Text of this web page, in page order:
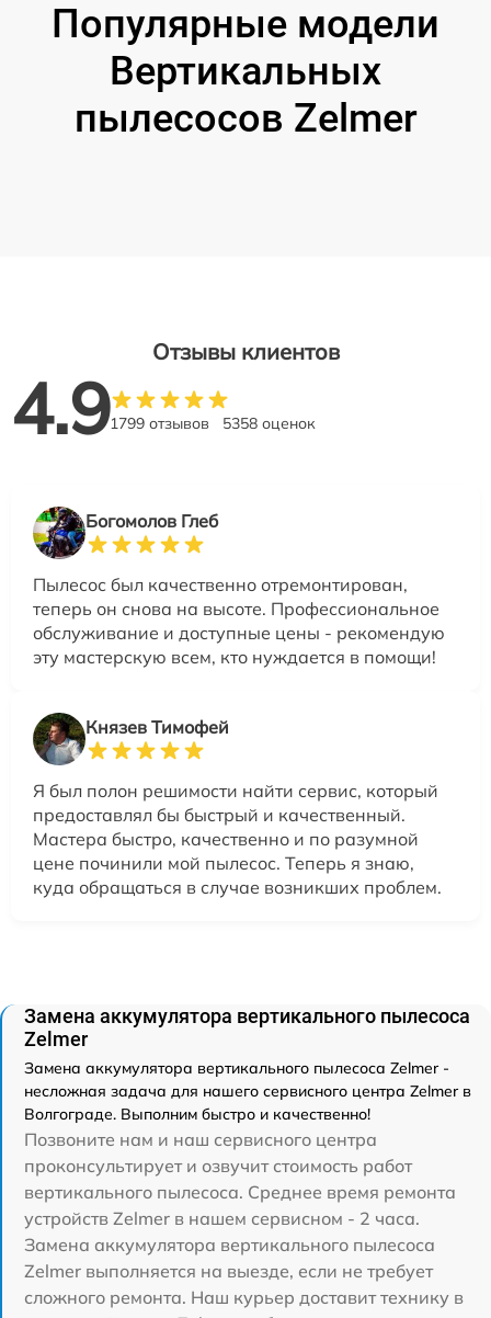
Популярные модели
Вертикальных
пылесосов Zelmer
Отзывы клиентов
4.91799 отзывов 5358 оценок
Богомолов Глеб
Пылесос был качественно отремонтирован,
теперь он снова на высоте. Профессиональное
обслуживание и доступные цены - рекомендую
эту мастерскую всем, кто нуждается в помощи!
Князев Тимофей
Я был полон решимости найти сервис, который
предоставлял бы быстрый и качественный.
Мастера быстро, качественно и по разумной
цене починили мой пылесос. Теперь я знаю,
куда обращаться в случае возникших проблем.
Замена аккумулятора вертикального пылесоса
Zelmer
Замена аккумулятора вертикального пылесоса Zelmer -
несложная задача для нашего сервисного центра Zelmer в
Волгограде. Выполним быстро и качественно!
Позвоните нам и наш сервисного центра
проконсультирует и озвучит стоимость работ
вертикального пылесоса. Среднее время ремонта
устройств Zelmer в нашем сервисном - 2 часа.
Замена аккумулятора вертикального пылесоса
Zelmer выполняется на выезде, если не требует
сложного ремонта. Наш курьер доставит технику в